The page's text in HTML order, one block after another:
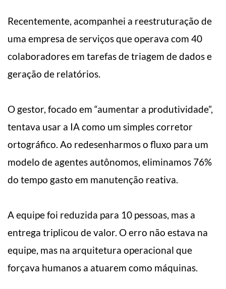
Recentemente, acompanhei a reestruturação de
uma empresa de serviços que operava com 40
colaboradores em tarefas de triagem de dados e
geração de relatórios.
O gestor, focado em “aumentar a produtividade”,
tentava usar a IA como um simples corretor
ortográfico. Ao redesenharmos o fluxo para um
modelo de agentes autônomos, eliminamos 76%
do tempo gasto em manutenção reativa.
A equipe foi reduzida para 10 pessoas, mas a
entrega triplicou de valor. O erro não estava na
equipe, mas na arquitetura operacional que
forçava humanos a atuarem como máquinas.